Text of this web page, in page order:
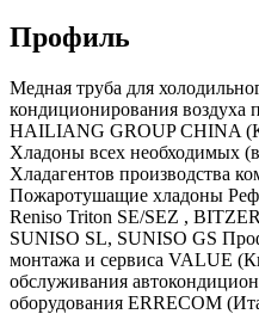
Профиль
Медная труба для
кондиционирования воздуха
HAILIANG GROUP CHINA
Хладоны всех необходимых
Хладагентов производства
Пожаротушащие хладоны
Reniso Triton SE/SEZ ,
SUNISO SL, SUNISO GS
монтажа и сервиса VALUE
обслуживания
оборудования ERRECOM